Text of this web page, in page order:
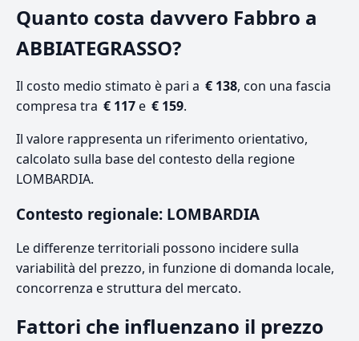
Quanto costa davvero Fabbro a
ABBIATEGRASSO?
Il costo medio stimato è pari a € 138, con una fascia
compresa tra € 117e € 159.
Il valore rappresenta un riferimento orientativo,
calcolato sulla base del contesto della regione
LOMBARDIA.
Contesto regionale: LOMBARDIA
Le differenze territoriali possono incidere sulla
variabilità del prezzo, in funzione di domanda locale,
concorrenza e struttura del mercato.
Fattori che influenzano il prezzo